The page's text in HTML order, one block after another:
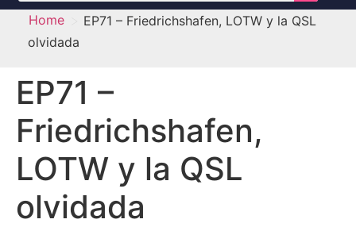
Home
EP71 – Friedrichshafen, LOTW y la QSL
olvidada
EP71 –
Friedrichshafen,
LOTW y la QSL
olvidada